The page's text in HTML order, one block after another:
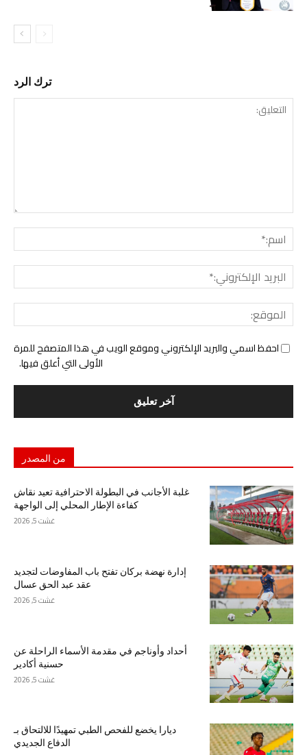
ترك الرد
احفظ اسمي والبريد الإلكتروني وموقع الويب في هذا المتصفح للمرة
الأولى التي أعلق فيها.
من المصدر
غلبة الأجانب في البطولة الاحترافية تعيد نقاش
كفاءة الإطار المحلي إلى الواجهة
غشت 5, 2026
إدارة نهضة بركان تفتح باب المفاوضات لتجديد
عقد عبد الحق عسال
غشت 5, 2026
أحداد وأوناجم في مقدمة الأسماء الراحلة عن
حسنية أكادير
غشت 5, 2026
ديارا يخضع للفحص الطبي تمهيدًا للالتحاق بـ
الدفاع الجديدي